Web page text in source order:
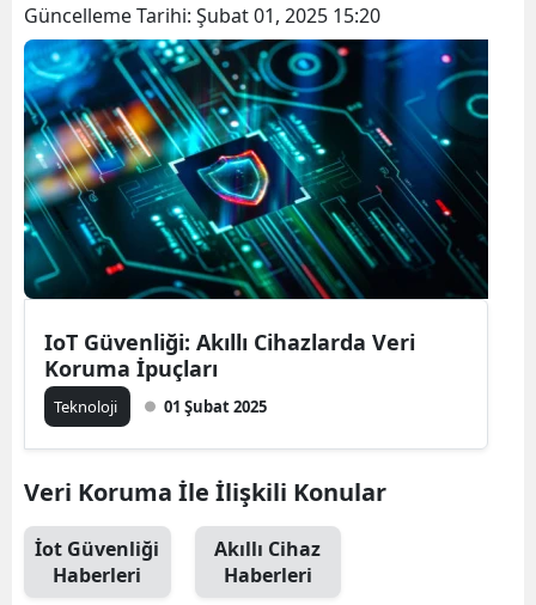
Balıkesir
Bilecik
Bingöl
Bitlis
Bolu
Burdur
Güncelleme Tarihi: Şubat 01, 2025 15:20
IoT Güvenliği: Akıllı Cihazlarda Veri
Koruma İpuçları
Teknoloji 01 Şubat 2025
Veri Koruma İle İlişkili Konular
İot Güvenliği
Haberleri
Akıllı Cihaz
Haberleri